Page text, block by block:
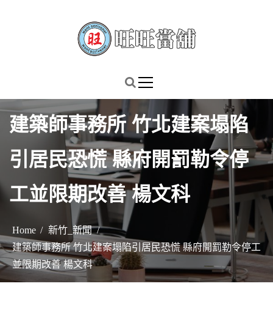
建築師事務所 竹北建案塌陷
引居民恐慌 縣府開罰勒令停
工並限期改善 楊文科
Home
新竹_新聞
建築師事務所 竹北建案塌陷引居民恐慌 縣府開罰勒令停工
並限期改善 楊文科